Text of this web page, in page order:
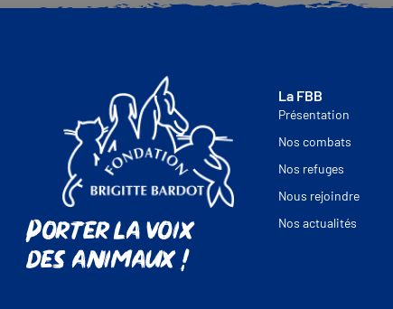
Porter la voix
des animaux !
La FBB
Présentation
Nos combats
Nos refuges
Nous rejoindre
Nos actualités